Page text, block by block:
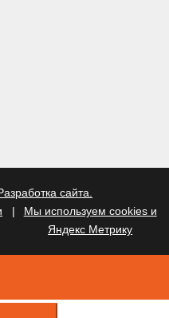
сайта.
|
Мы используем cookies и
Яндекс Метрику